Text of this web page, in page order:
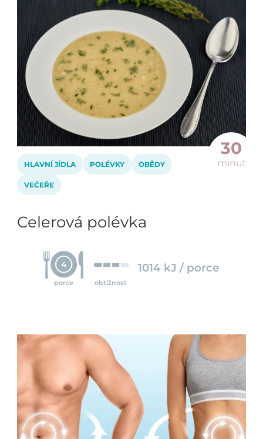
30
minut
HLAVNÍ JÍDLA POLÉVKY OBĚDY
VEČEŘE
Celerová polévka
4
porce obtížnost
1014 kJ / porce